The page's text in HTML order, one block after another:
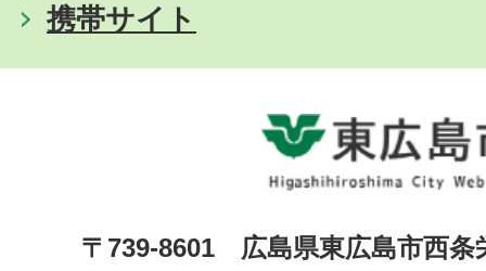
携帯サイト
〒739-8601 広島県東広島市西